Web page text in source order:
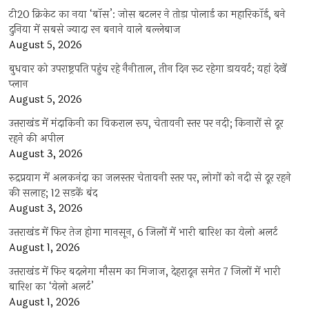
टी20 क्रिकेट का नया ‘बॉस’: जोस बटलर ने तोड़ा पोलार्ड का महारिकॉर्ड, बने
दुनिया में सबसे ज्यादा रन बनाने वाले बल्लेबाज
August 5, 2026
बुधवार को उपराष्ट्रपति पहुंच रहे नैनीताल, तीन दिन रूट रहेगा डायवर्ट; यहां देखें
प्‍लान
August 5, 2026
उत्तराखंड में मंदाकिनी का विकराल रूप, चेतावनी स्तर पर नदी; किनारों से दूर
रहने की अपील
August 3, 2026
रुद्रप्रयाग में अलकनंदा का जलस्तर चेतावनी स्तर पर, लोगों को नदी से दूर रहने
की सलाह; 12 सड़कें बंद
August 3, 2026
उत्तराखंड में फिर तेज होगा मानसून, 6 जिलों में भारी बारिश का येलो अलर्ट
August 1, 2026
उत्तराखंड में फिर बदलेगा मौसम का मिजाज, देहरादून समेत 7 जिलों में भारी
बारिश का ‘येलो अलर्ट’
August 1, 2026